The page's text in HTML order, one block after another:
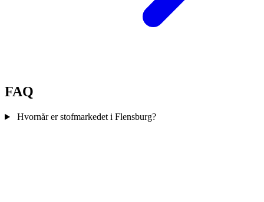
FAQ
Hvornår er stofmarkedet i Flensburg?